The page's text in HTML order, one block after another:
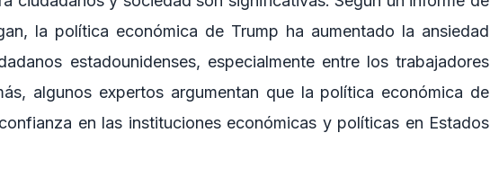
la política económica de Trump ha aumentado la ansiedad
estadounidenses, especialmente entre los trabajadores
algunos expertos argumentan que la política económica de
en las instituciones económicas y políticas en Estados